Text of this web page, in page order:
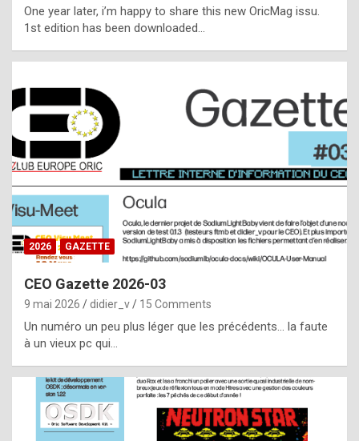
l
t
t
s
t
a
s
i
e
f
o
m
m
One year later, i’m happy to share this new OricMag issu.
1st edition has been downloaded…
2026 GAZETTE
CEO Gazette 2026-03
9 mai 2026 didier_v 15 Comments
Un numéro un peu plus léger que les précédents… la faute
à un vieux pc qui…